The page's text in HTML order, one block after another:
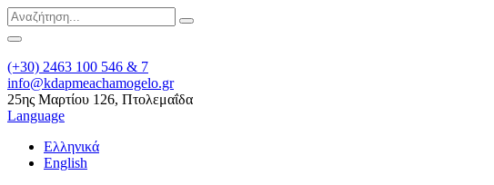
(+30) 2463 100 546 & 7
info@kdapmeachamogelo.gr
25ης Μαρτίου 126, Πτολεμαΐδα
Language
Ελληνικά
English